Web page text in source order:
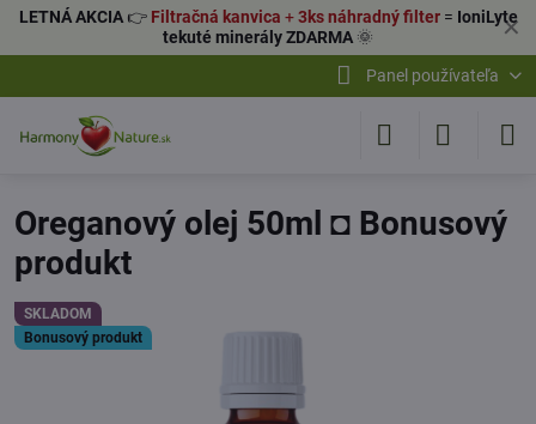
✕
LETNÁ AKCIA👉 Filtračná kanvica +3ks náhradný filter= IoniLyte
tekuté minerály ZDARMA 🌞
Panel používateľa
SKLADOM
Bonusový produkt
Oreganový olej 50ml ◘ Bonusový
produkt